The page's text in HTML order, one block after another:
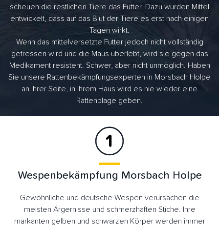
scheuen die restlichen Tiere das Futter. Dazu wurden Mittel
entwickelt, dass auf das Blut der Tiere es erst nach einigen
Tagen wirkt.
Wenn das mittelversetzte Futter jedoch nicht vollständig
gefressen wird und die Maus überlebt, wird sie gegen das
Medikament resistent. Schwer, aber nicht unmöglich. Haben
Sie unsere Rattenbekämpfungsexperten in Morsbach Holpe
an Ihrer Seite, in Ihrem Haus wird es nie wieder eine
Rattenplage geben.
Wespenbekämpfung Morsbach Holpe
Gewöhnliche und deutsche Wespen verursachen die
meisten Ärgernisse und schmerzhaften Stiche. Ihre
markanten gelben und schwarzen Körper werden immer